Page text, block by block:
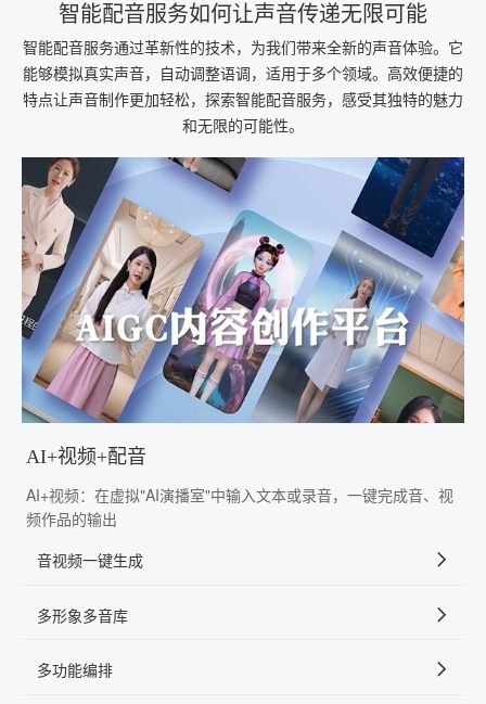
智能配音服务如何让声音传递无限可能
智能配音服务通过革新性的技术，为我们带来全新的声音体验。它
能够模拟真实声音，自动调整语调，适用于多个领域。高效便捷的
特点让声音制作更加轻松，探索智能配音服务，感受其独特的魅力
和无限的可能性。
AI+视频+配音
AI+视频：在虚拟"AI演播室"中输入文本或录音，一键完成音、视
频作品的输出
音视频一键生成
多形象多音库
多功能编排